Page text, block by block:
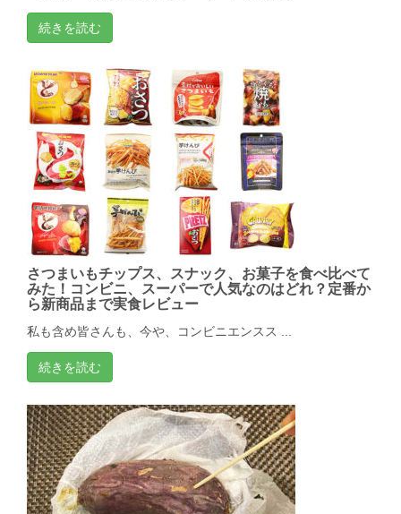
続きを読む
さつまいもチップス、スナック、お菓子を食べ比べて
みた！コンビニ、スーパーで人気なのはどれ？定番か
ら新商品まで実食レビュー
私も含め皆さんも、今や、コンビニエンスス ...
続きを読む